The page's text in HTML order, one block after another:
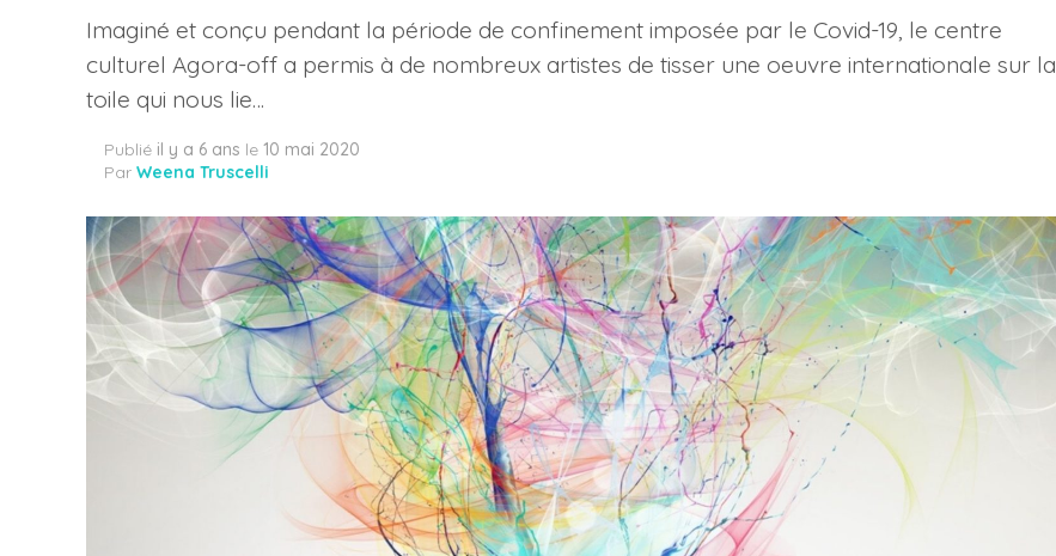
Imaginé et conçu pendant la période de confinement imposée par le Covid-19, le centre
culturel Agora-off a permis à de nombreux artistes de tisser une oeuvre internationale sur la
toile qui nous lie…
Publié il y a 6 ans le 10 mai 2020
Par Weena Truscelli